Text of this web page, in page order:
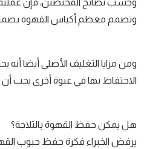
وحسب نصائح المختصين، فإن عملية
وتصمم معظم أكياس القهوة
ومن مزايا التغليف الأصلي أيضا
الاحتفاظ بها في عبوة أخرى يجب
هل يمكن حفظ القهوة بالثلاجة؟
يرفض الخبراء فكرة حفظ حبوب